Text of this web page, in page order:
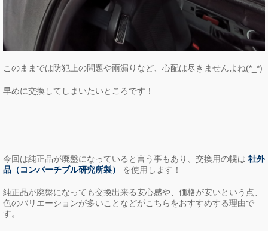
このままでは防犯上の問題や雨漏りなど、心配は尽きませんよね(*_*)
早めに交換してしまいたいところです！
今回は純正品が廃盤になっていると言う事もあり、交換用の幌は 社外
品（コンバーチブル研究所製） を使用します！
純正品が廃盤になっても交換出来る安心感や、価格が安いという点、
色のバリエーションが多いことなどがこちらをおすすめする理由で
す。